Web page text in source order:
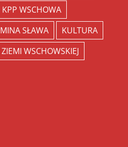
KPP WSCHOWA
SŁAWA
KULTURA
WSCHOWSKIEJ